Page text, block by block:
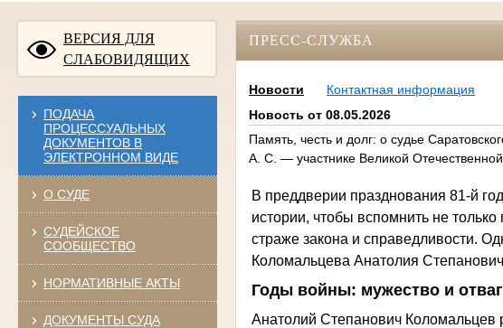
ВЕРСИЯ ДЛЯ
СЛАБОВИДЯЩИХ
ПОДАЧА
ПРОЦЕССУАЛЬНЫХ
ДОКУМЕНТОВ В
ЭЛЕКТРОННОМ ВИДЕ
О СУДЕ
СУДЕЙСКОЕ
СООБЩЕСТВО
НОРМАТИВНЫЕ АКТЫ
ДОКУМЕНТЫ СУДА
ПРЕСС-СЛУЖБА
Новости
Контактная информация
Новость от 08.05.2026
Память, честь и долг: о судье
А. С. — участнике Великой
В преддверии празднования 81‑й
истории, чтобы вспомнить не
страже закона и справедливости.
Коломальцева Анатолия
Годы войны: мужество и
Анатолий Степанович Коломальцев